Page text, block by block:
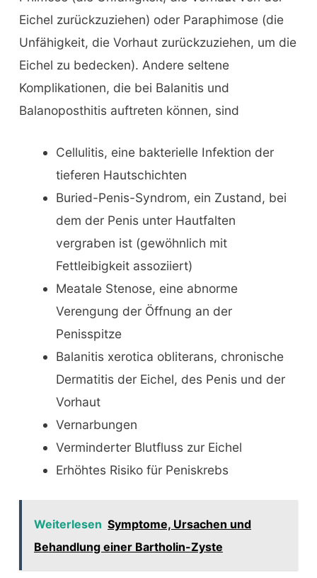
Eichel zurückzuziehen) oder Paraphimose (die
Unfähigkeit, die Vorhaut zurückzuziehen, um die
Eichel zu bedecken). Andere seltene
Komplikationen, die bei Balanitis und
Balanoposthitis auftreten können, sind
Cellulitis, eine bakterielle Infektion der
tieferen Hautschichten
Buried-Penis-Syndrom, ein Zustand, bei
dem der Penis unter Hautfalten
vergraben ist (gewöhnlich mit
Fettleibigkeit assoziiert)
Meatale Stenose, eine abnorme
Verengung der Öffnung an der
Penisspitze
Balanitis xerotica obliterans, chronische
Dermatitis der Eichel, des Penis und der
Vorhaut
Vernarbungen
Verminderter Blutfluss zur Eichel
Erhöhtes Risiko für Peniskrebs
Weiterlesen Symptome, Ursachen und
Behandlung einer Bartholin-Zyste